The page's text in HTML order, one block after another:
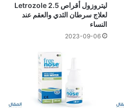
ليتروزول أقراص 2.5 Letrozole
لعلاج سرطان الثدي والعقم عند
النساء
2023-09-06